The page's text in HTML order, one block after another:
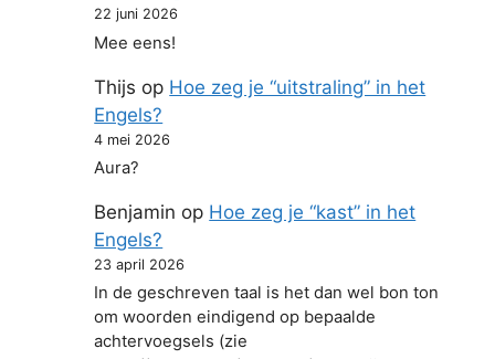
22 juni 2026
Mee eens!
Thijs op Hoe zeg je “uitstraling” in het
Engels?
4 mei 2026
Aura?
Benjamin op Hoe zeg je “kast” in het
Engels?
23 april 2026
In de geschreven taal is het dan wel bon ton
om woorden eindigend op bepaalde
achtervoegsels (zie